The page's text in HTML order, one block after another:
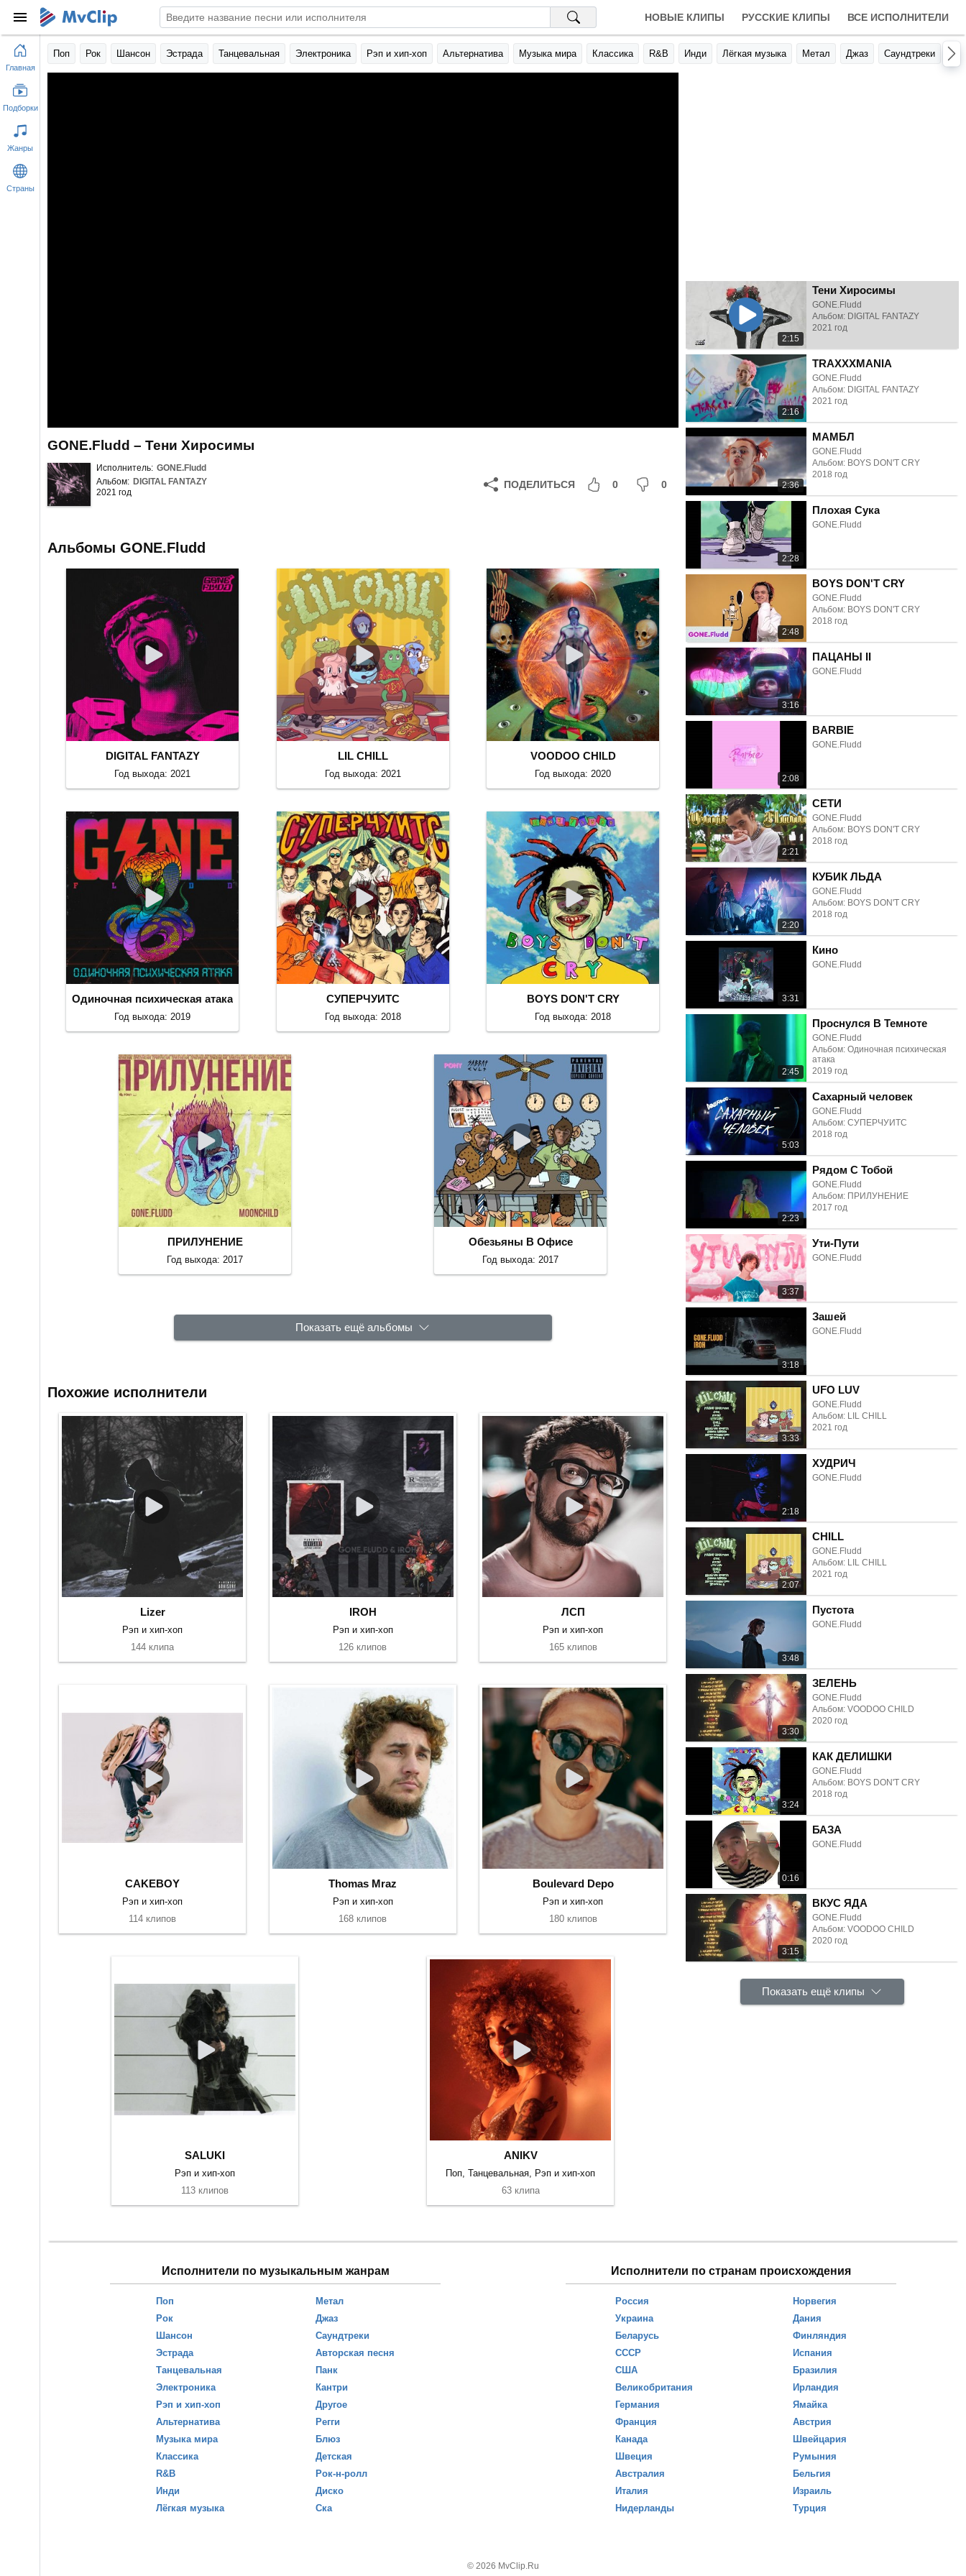
НОВЫЕ КЛИПЫ РУССКИЕ КЛИПЫ ВСЕ ИСПОЛНИТЕЛИ
Поп Рок Шансон Эстрада Танцевальная Электроника Рэп и хип-хоп Альтернатива Музыка мира Классика R&B Инди Лёгкая музыка Метал Джаз Саундтреки
GONE.Fludd – Тени Хиросимы
Исполнитель: GONE.Fludd
Альбом: DIGITAL FANTAZY
2021 год
ПОДЕЛИТЬСЯ 0 0
2:15
Тени Хиросимы
GONE.Fludd
Альбом: DIGITAL FANTAZY
2021 год
2:16
TRAXXXMANIA
GONE.Fludd
Альбом: DIGITAL FANTAZY
2021 год
2:36
МАМБЛ
GONE.Fludd
Альбом: BOYS DON'T CRY
2018 год
2:28
Плохая Сука
GONE.Fludd
2:48
BOYS DON'T CRY
GONE.Fludd
Альбом: BOYS DON'T CRY
2018 год
3:16
ПАЦАНЫ II
GONE.Fludd
2:08
BARBIE
GONE.Fludd
2:21
СЕТИ
GONE.Fludd
Альбом: BOYS DON'T CRY
2018 год
2:20
КУБИК ЛЬДА
GONE.Fludd
Альбом: BOYS DON'T CRY
2018 год
3:31
Кино
GONE.Fludd
2:45
Проснулся В Темноте
GONE.Fludd
Альбом: Одиночная психическая
атака
2019 год
5:03
Сахарный человек
GONE.Fludd
Альбом: СУПЕРЧУИТС
2018 год
2:23
Рядом С Тобой
GONE.Fludd
Альбом: ПРИЛУНЕНИЕ
2017 год
3:37
Ути-Пути
GONE.Fludd
3:18
Зашей
GONE.Fludd
3:33
UFO LUV
GONE.Fludd
Альбом: LIL CHILL
2021 год
2:18
ХУДРИЧ
GONE.Fludd
2:07
CHILL
GONE.Fludd
Альбом: LIL CHILL
2021 год
3:48
Пустота
GONE.Fludd
3:30
ЗЕЛЕНЬ
GONE.Fludd
Альбом: VOODOO CHILD
2020 год
3:24
КАК ДЕЛИШКИ
GONE.Fludd
Альбом: BOYS DON'T CRY
2018 год
0:16
БАЗА
GONE.Fludd
3:15
ВКУС ЯДА
GONE.Fludd
Альбом: VOODOO CHILD
2020 год
Показать ещё клипы
Альбомы GONE.Fludd
DIGITAL FANTAZY
Год выхода: 2021
LIL CHILL
Год выхода: 2021
VOODOO CHILD
Год выхода: 2020
Одиночная психическая атака
Год выхода: 2019
СУПЕРЧУИТС
Год выхода: 2018
BOYS DON'T CRY
Год выхода: 2018
ПРИЛУНЕНИЕ
Год выхода: 2017
Обезьяны В Офисе
Год выхода: 2017
Показать ещё альбомы
Похожие исполнители
Lizer
Рэп и хип-хоп
144 клипа
IROH
Рэп и хип-хоп
126 клипов
ЛСП
Рэп и хип-хоп
165 клипов
CAKEBOY
Рэп и хип-хоп
114 клипов
Thomas Mraz
Рэп и хип-хоп
168 клипов
Boulevard Depo
Рэп и хип-хоп
180 клипов
SALUKI
Рэп и хип-хоп
113 клипов
ANIKV
Поп, Танцевальная, Рэп и хип-хоп
63 клипа
Исполнители по музыкальным жанрам
Поп
Рок
Шансон
Эстрада
Танцевальная
Электроника
Рэп и хип-хоп
Альтернатива
Музыка мира
Классика
R&B
Инди
Лёгкая музыка
Метал
Джаз
Саундтреки
Авторская песня
Панк
Кантри
Другое
Регги
Блюз
Детская
Рок-н-ролл
Диско
Ска
Исполнители по странам происхождения
Россия
Украина
Беларусь
СССР
США
Великобритания
Германия
Франция
Канада
Швеция
Австралия
Италия
Нидерланды
Норвегия
Дания
Финляндия
Испания
Бразилия
Ирландия
Ямайка
Австрия
Швейцария
Румыния
Бельгия
Израиль
Турция
© 2026 MvClip.Ru
Главная
Подборки
Жанры
Страны